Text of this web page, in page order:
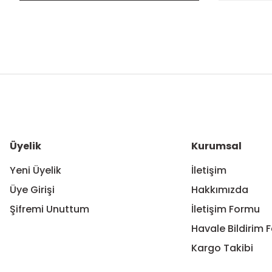
Ürün bilgilerinde hatalar bulunuyor.
Üyelik
Yeni Üyelik
Üye Girişi
Şifremi Unuttum
Kurumsal
İletişim
Hakkımızda
İletişim Formu
Havale Bildirim
Kargo Takibi